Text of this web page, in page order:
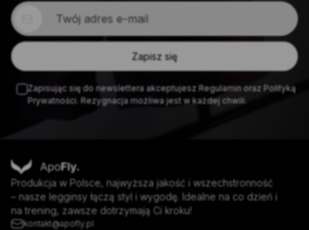
Zapisując się do newslettera akceptujesz Regulamin oraz Polityką
Prywatności. Rezygnacja możliwa jest w każdej chwili.
Produkcja w Polsce, najwyższa jakość i wszechstronność
– nasze legginsy łączą styl i wygodę. Idealne na co dzień i
na trening, zawsze dotrzymają Ci kroku!
kontakt@apofly.pl